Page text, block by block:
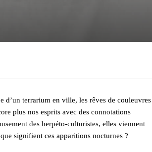
d’un terrarium en ville, les rêves de couleuvres
plus nos esprits avec des connotations
des herpéto-culturistes, elles viennent
signifient ces apparitions nocturnes ?